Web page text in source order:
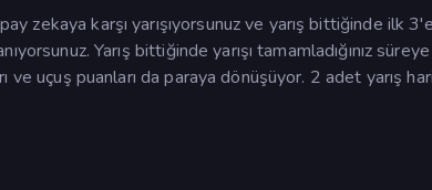
zekaya karşı yarışıyorsunuz ve yarış bittiğinde ilk 3'e
Yarış bittiğinde yarışı tamamladığınız
ve uçuş puanları da paraya dönüşüyor. 2 adet yarış